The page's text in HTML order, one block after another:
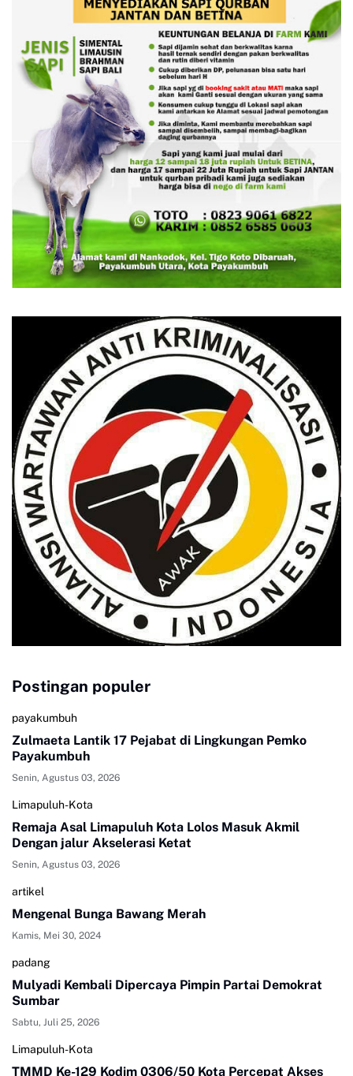
Postingan populer
payakumbuh
Zulmaeta Lantik 17 Pejabat di Lingkungan Pemko
Payakumbuh
Senin, Agustus 03, 2026
Limapuluh-Kota
Remaja Asal Limapuluh Kota Lolos Masuk Akmil
Dengan jalur Akselerasi Ketat
Senin, Agustus 03, 2026
artikel
Mengenal Bunga Bawang Merah
Kamis, Mei 30, 2024
padang
Mulyadi Kembali Dipercaya Pimpin Partai Demokrat
Sumbar
Sabtu, Juli 25, 2026
Limapuluh-Kota
TMMD Ke-129 Kodim 0306/50 Kota Percepat Akses